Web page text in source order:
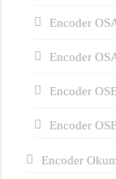
Encoder
Encoder
Encoder
Encoder
Encoder